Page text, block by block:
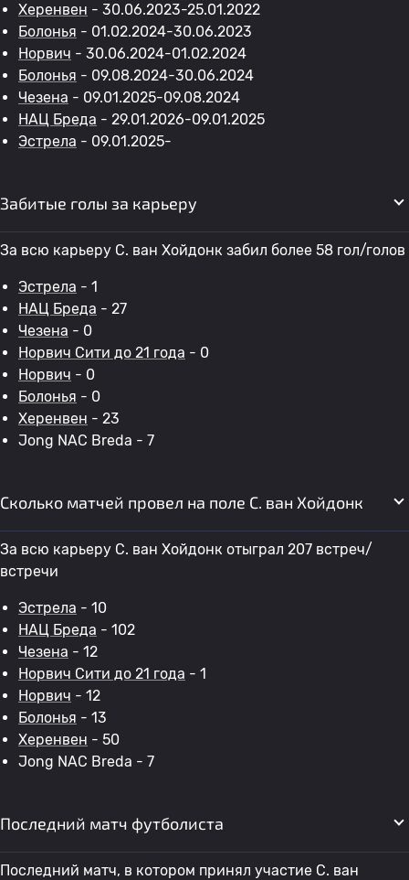
Херенвен - 30.06.2023-25.01.2022
Болонья - 01.02.2024-30.06.2023
Норвич - 30.06.2024-01.02.2024
Болонья - 09.08.2024-30.06.2024
Чезена - 09.01.2025-09.08.2024
НАЦ Бреда - 29.01.2026-09.01.2025
Эстрела - 09.01.2025-
Забитые голы за карьеру
За всю карьеру С. ван Хойдонк забил более 58 гол/голов
Эстрела - 1
НАЦ Бреда - 27
Чезена - 0
Норвич Сити до 21 года - 0
Норвич - 0
Болонья - 0
Херенвен - 23
Jong NAC Breda - 7
Сколько матчей провел на поле С. ван Хойдонк
За всю карьеру С. ван Хойдонк отыграл 207 встреч/
встречи
Эстрела - 10
НАЦ Бреда - 102
Чезена - 12
Норвич Сити до 21 года - 1
Норвич - 12
Болонья - 13
Херенвен - 50
Jong NAC Breda - 7
Последний матч футболиста
Последний матч, в котором принял участие С. ван